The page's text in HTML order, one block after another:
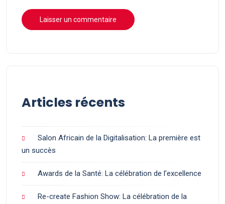
Articles récents
Salon Africain de la Digitalisation: La première est
un succès
Awards de la Santé: La célébration de l’excellence
Re-create Fashion Show: La célébration de la